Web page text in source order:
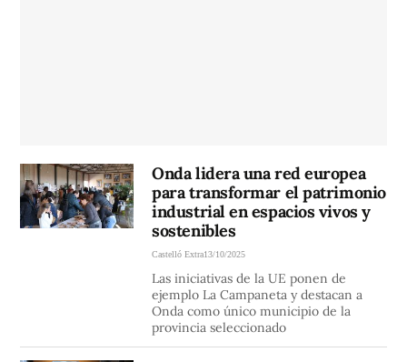
Onda lidera una red europea
para transformar el patrimonio
industrial en espacios vivos y
sostenibles
Castelló Extra13/10/2025
Las iniciativas de la UE ponen de
ejemplo La Campaneta y destacan a
Onda como único municipio de la
provincia seleccionado